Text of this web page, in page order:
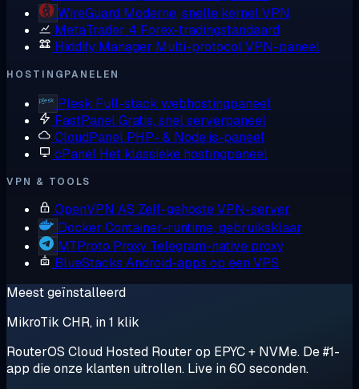
WireGuard Moderne, snelle kernel VPN
MetaTrader 4 Forex-tradingstandaard
Hiddify Manager Multi-protocol VPN-paneel
HOSTINGPANELEN
Plesk Full-stack webhostingpaneel
FastPanelGratis, snel serverpaneel
CloudPanel PHP- & Node.js-paneel
cPanel Het klassieke hostingpaneel
VPN & TOOLS
OpenVPN AS Zelf-gehoste VPN-server
Docker Container-runtime, gebruiksklaar
MTProto Proxy Telegram-native proxy
BlueStacks Android-apps op een VPS
Meest geïnstalleerd
MikroTik CHR, in 1 klik
RouterOS Cloud Hosted Router op EPYC + NVMe. De #1-
app die onze klanten uitrollen. Live in 60 seconden.